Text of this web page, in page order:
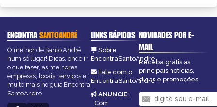
ENCONTRASANTOANDRÉ
O melhor de Santo André
num só lugar! Dicas, onde ir,
o que fazer, as melhores
empresas, locais, serviços e
muito mais no guia Encontra
SantoAndré.
LINKS RÁPIDOS
Sobre
EncontraSantoAndré
Fale com o
EncontraSantoAndré
ANUNCIE:
Com
NOVIDADES POR E-
MAIL
Receba grátis as
principais notícias,
dicas e promoções